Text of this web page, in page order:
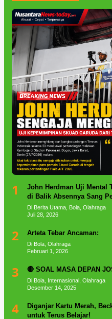
1
John Herdman Uji Mental
di Balik Absennya Sang
Di Berita Utama, Bola, Olahraga
Juli 28, 2026
2 Arteta Tebar Ancaman:
Di Bola, Olahraga
Februari 1, 2026
3 🔴 SOAL MASA DEPAN
Di Bola, Internasional, Olahraga
Desember 14, 2025
4
Diganjar Kartu Merah,
untuk Terus Belajar!